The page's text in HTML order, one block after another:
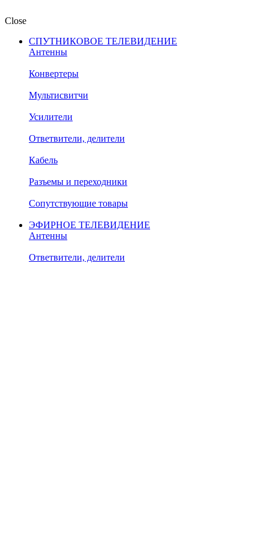
Close
СПУТНИКОВОЕ ТЕЛЕВИДЕНИЕ
Антенны
Конвертеры
Мультисвитчи
Усилители
Ответвители, делители
Кабель
Разъемы и переходники
Сопутствующие товары
ЭФИРНОЕ ТЕЛЕВИДЕНИЕ
Антенны
Ответвители, делители